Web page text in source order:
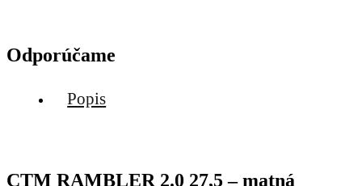
Odporúčame
Popis
CTM RAMBLER 2.0 27,5 – matná